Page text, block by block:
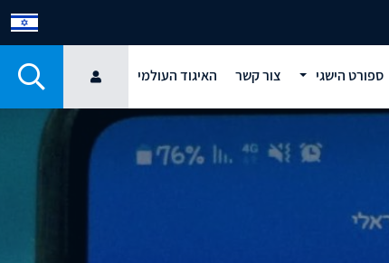
ספורט הישגי צור קשר האיגוד העולמי